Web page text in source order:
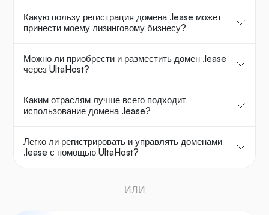
Какую пользу регистрация домена .lease может
принести моему лизинговому бизнесу?
Можно ли приобрести и разместить домен .lease
через UltaHost?
Каким отраслям лучше всего подходит
использование домена .lease?
Легко ли регистрировать и управлять доменами
.lease с помощью UltaHost?
ИЛИ